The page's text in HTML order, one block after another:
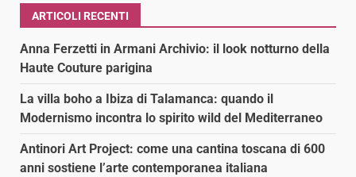
ARTICOLI RECENTI
Anna Ferzetti in Armani Archivio: il look notturno della
Haute Couture parigina
La villa boho a Ibiza di Talamanca: quando il
Modernismo incontra lo spirito wild del Mediterraneo
Antinori Art Project: come una cantina toscana di 600
anni sostiene l’arte contemporanea italiana